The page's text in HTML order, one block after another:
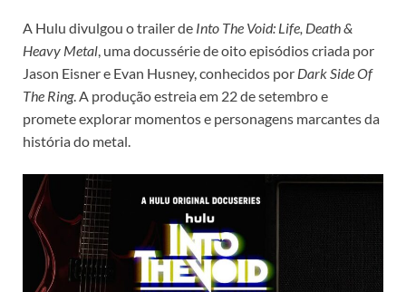
A Hulu divulgou o trailer de Into The Void: Life, Death &
Heavy Metal, uma docussérie de oito episódios criada por
Jason Eisner e Evan Husney, conhecidos por Dark Side Of
The Ring. A produção estreia em 22 de setembro e
promete explorar momentos e personagens marcantes da
história do metal.